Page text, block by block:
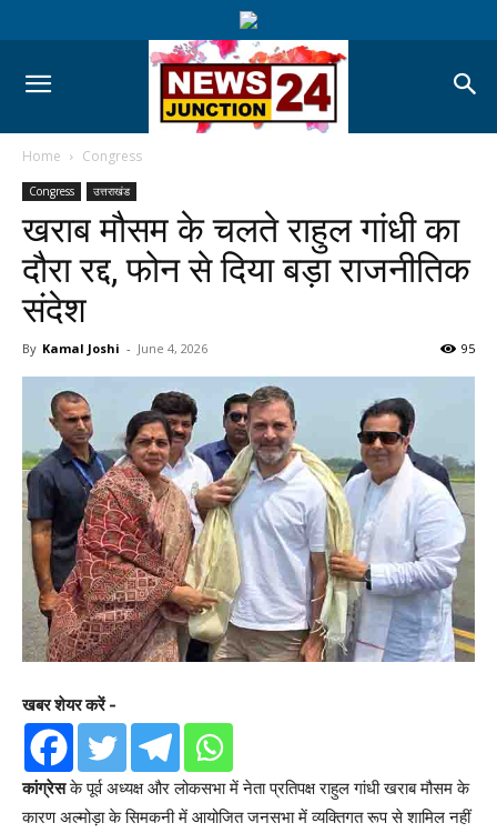
Home Congress
Congress उत्तराखंड
खराब मौसम के चलते राहुल गांधी का
दौरा रद्द, फोन से दिया बड़ा राजनीतिक
संदेश
By Kamal Joshi - June 4, 2026 95
खबर शेयर करें -
कांग्रेसके पूर्व अध्यक्ष और लोकसभा में नेता प्रतिपक्ष राहुल गांधी खराब मौसम के
कारण अल्मोड़ा के सिमकनी में आयोजित जनसभा में व्यक्तिगत रूप से शामिल नहीं